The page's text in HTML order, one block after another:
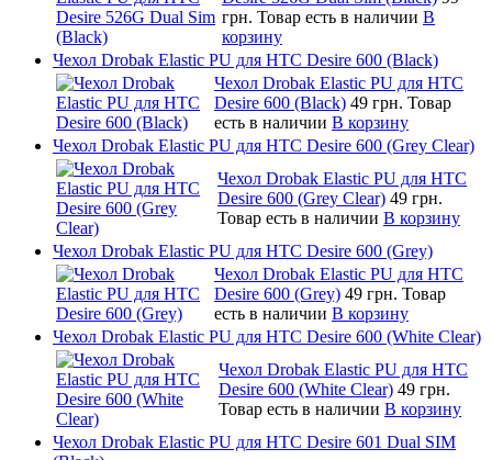
грн. Товар есть в наличии В
корзину
Чехол Drobak Elastic PU для HTC Desire 600 (Black)
Чехол Drobak Elastic PU для HTC
Desire 600 (Black) 49 грн. Товар
есть в наличии В корзину
Чехол Drobak Elastic PU для HTC Desire 600 (Grey Clear)
Чехол Drobak Elastic PU для HTC
Desire 600 (Grey Clear) 49 грн.
Товар есть в наличии В корзину
Чехол Drobak Elastic PU для HTC Desire 600 (Grey)
Чехол Drobak Elastic PU для HTC
Desire 600 (Grey) 49 грн. Товар
есть в наличии В корзину
Чехол Drobak Elastic PU для HTC Desire 600 (White Clear)
Чехол Drobak Elastic PU для HTC
Desire 600 (White Clear) 49 грн.
Товар есть в наличии В корзину
Чехол Drobak Elastic PU для HTC Desire 601 Dual SIM